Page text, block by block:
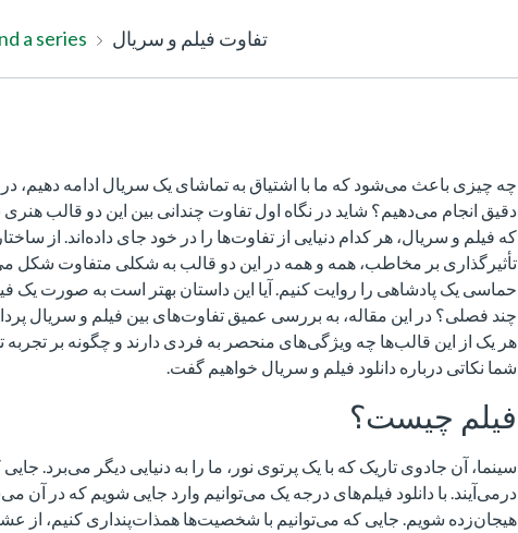
a series تفاوت فیلم و سریال
چه چیزی باعث می‌شود که ما با اشتیاق به تماشای یک سریال ادامه دهیم،
دقیق انجام می‌دهیم؟ شاید در نگاه اول تفاوت چندانی بین این دو قالب
که فیلم و سریال، هر کدام دنیایی از تفاوت‌ها را در خود جای داده‌اند. از
تأثیرگذاری بر مخاطب، همه و همه در این دو قالب به شکلی متفاوت شکل
حماسی یک پادشاهی را روایت کنیم. آیا این داستان بهتر است به صورت یک
چند فصلی؟ در این مقاله، به بررسی عمیق تفاوت‌های بین فیلم و سریال
هر یک از این قالب‌ها چه ویژگی‌های منحصر به فردی دارند و چگونه بر تجربه
شما نکاتی درباره دانلود فیلم‌ و سریال خواهیم گفت.
فیلم چیست؟
سینما، آن جادوی تاریک که با یک پرتوی نور، ما را به دنیایی دیگر می‌برد.
درمی‌آیند. با دانلود فیلم‌های درجه یک می‌توانیم وارد جایی شویم که در آن
هیجان‌زده شویم. جایی که می‌توانیم با شخصیت‌ها همذات‌پنداری کنیم، از